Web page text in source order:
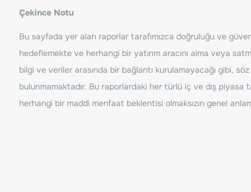
Çekince Notu
Bu sayfada yer alan raporlar tarafımızca doğruluğu ve
hedeflemekte ve herhangi bir yatırım aracını alma veya
bilgi ve veriler arasında bir bağlantı kurulamayacağı gibi,
bulunmamaktadır. Bu raporlardaki her türlü iç ve dış
herhangi bir maddi menfaat beklentisi olmaksızın genel